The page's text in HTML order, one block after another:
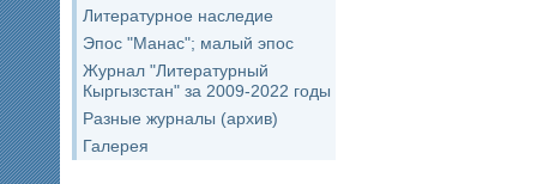
Литературное наследие
Эпос "Манас"; малый эпос
Журнал "Литературный
Кыргызстан" за 2009-2022 годы
Разные журналы (архив)
Галерея